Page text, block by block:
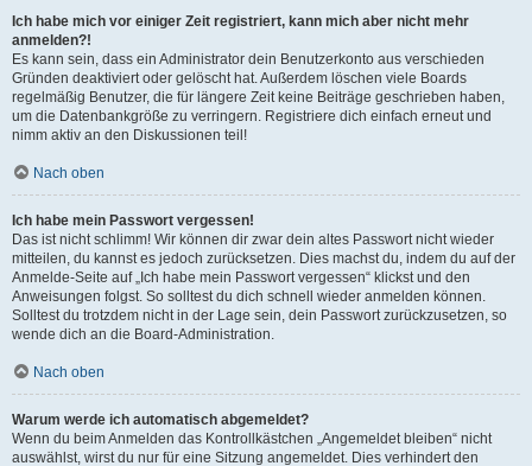
Ich habe mich vor einiger Zeit registriert, kann mich aber nicht mehr
anmelden?!
Es kann sein, dass ein Administrator dein Benutzerkonto aus verschieden
Gründen deaktiviert oder gelöscht hat. Außerdem löschen viele Boards
regelmäßig Benutzer, die für längere Zeit keine Beiträge geschrieben haben,
um die Datenbankgröße zu verringern. Registriere dich einfach erneut und
nimm aktiv an den Diskussionen teil!
Nach oben
Ich habe mein Passwort vergessen!
Das ist nicht schlimm! Wir können dir zwar dein altes Passwort nicht wieder
mitteilen, du kannst es jedoch zurücksetzen. Dies machst du, indem du auf der
Anmelde-Seite auf „Ich habe mein Passwort vergessen“ klickst und den
Anweisungen folgst. So solltest du dich schnell wieder anmelden können.
Solltest du trotzdem nicht in der Lage sein, dein Passwort zurückzusetzen, so
wende dich an die Board-Administration.
Nach oben
Warum werde ich automatisch abgemeldet?
Wenn du beim Anmelden das Kontrollkästchen „Angemeldet bleiben“ nicht
auswählst, wirst du nur für eine Sitzung angemeldet. Dies verhindert den